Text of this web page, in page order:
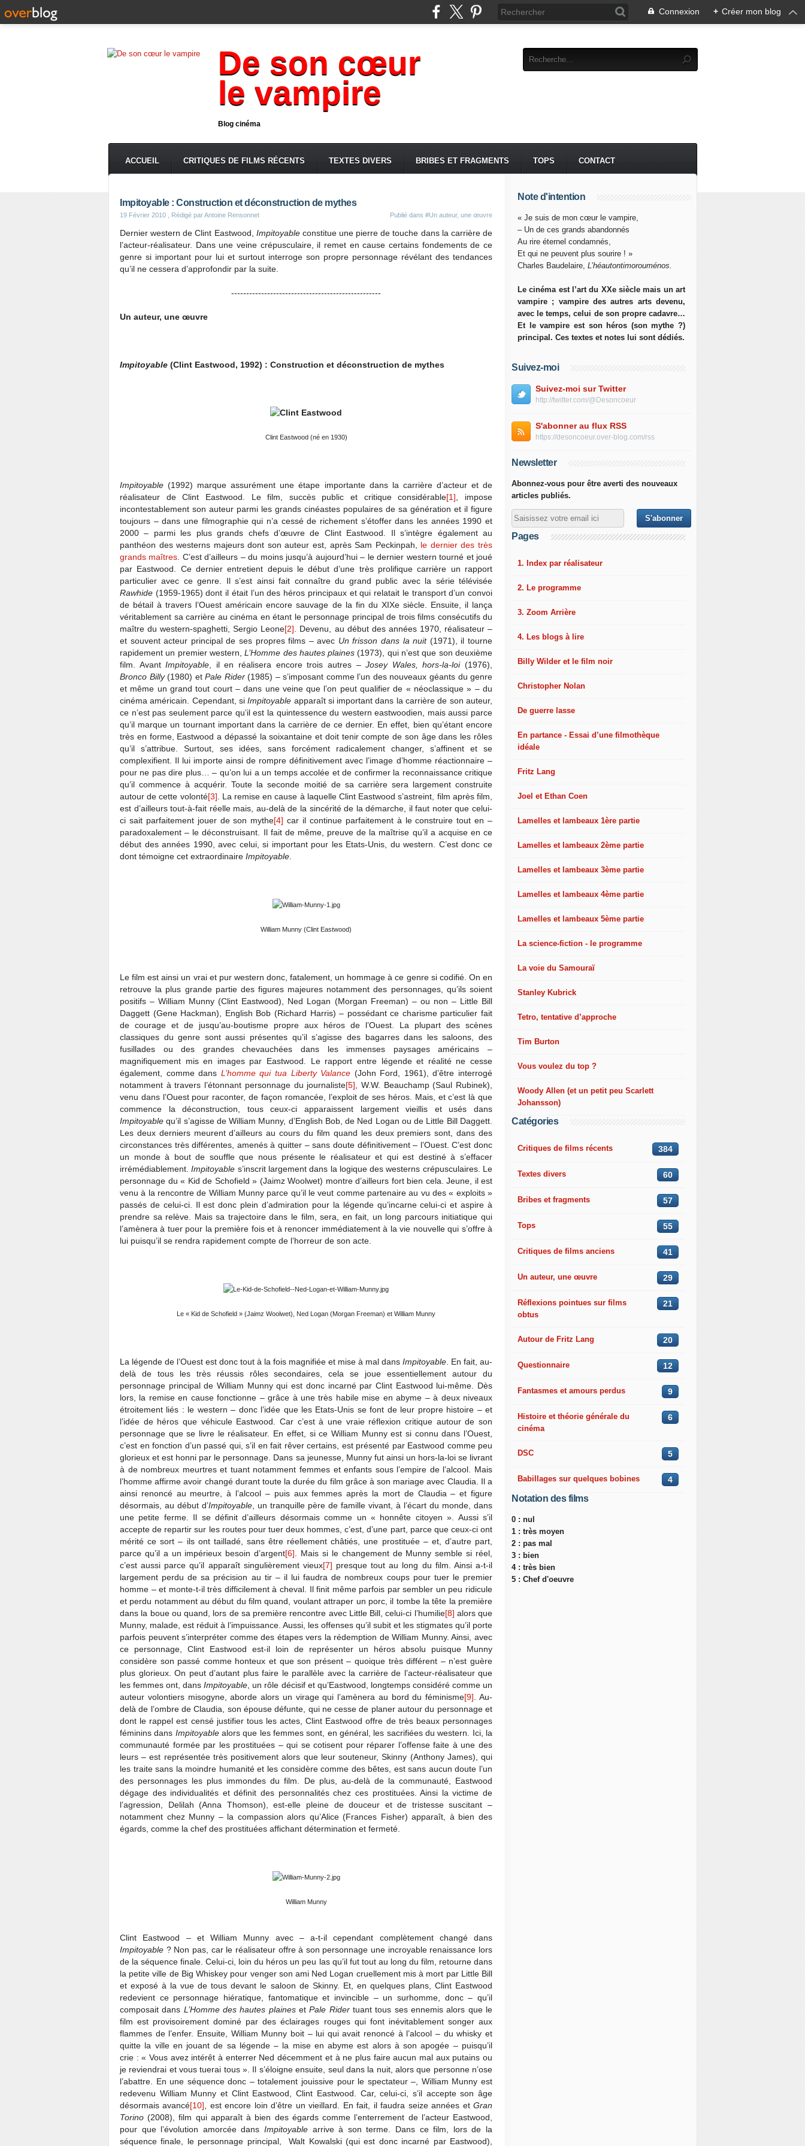
Connexion + Créer mon blog
De son cœur
le vampire
Blog cinéma
ACCUEIL CRITIQUES DE FILMS RÉCENTS TEXTES DIVERS BRIBES ET FRAGMENTS TOPS CONTACT
Impitoyable : Construction et déconstruction de mythes
19 Février 2010 , Rédigé par Antoine Rensonnet Publié dans #Un auteur, une œuvre
Dernier western de Clint Eastwood, Impitoyableconstitue une pierre de touche dans la carrière de
l’acteur-réalisateur. Dans une veine crépusculaire, il remet en cause certains fondements de ce
genre si important pour lui et surtout interroge son propre personnage révélant des tendances
qu’il ne cessera d’approfondir par la suite.
--------------------------------------------------
Un auteur, une œuvre
Impitoyable (Clint Eastwood, 1992) : Construction et déconstruction de mythes
Clint Eastwood (né en 1930)
Impitoyable (1992) marque assurément une étape importante dans la carrière d’acteur et de
réalisateur de Clint Eastwood. Le film, succès public et critique considérable[1] , impose
incontestablement son auteur parmi les grands cinéastes populaires de sa génération et il figure
toujours – dans une filmographie qui n’a cessé de richement s’étoffer dans les années 1990 et
2000 – parmi les plus grands chefs d’œuvre de Clint Eastwood. Il s’intègre également au
panthéon des westerns majeurs dont son auteur est, après Sam Peckinpah, le dernier des très
grands maîtres . C’est d’ailleurs – du moins jusqu’à aujourd’hui – le dernier western tourné et joué
par Eastwood. Ce dernier entretient depuis le début d’une très prolifique carrière un rapport
particulier avec ce genre. Il s’est ainsi fait connaître du grand public avec la série télévisée
Rawhide (1959-1965) dont il était l’un des héros principaux et qui relatait le transport d’un convoi
de bétail à travers l’Ouest américain encore sauvage de la fin du XIXe siècle. Ensuite, il lança
véritablement sa carrière au cinéma en étant le personnage principal de trois films consécutifs du
maître du western-spaghetti, Sergio Leone[2] . Devenu, au début des années 1970, réalisateur –
et souvent acteur principal de ses propres films – avec Un frisson dans la nuit(1971), il tourne
rapidement un premier western,L’Homme des hautes plaines (1973), qui n’est que son deuxième
film. AvantImpitoyable , il en réalisera encore trois autres –Josey Wales, hors-la-loi(1976),
Bronco Billy(1980) etPale Rider(1985) – s’imposant comme l’un des nouveaux géants du genre
et même un grand tout court – dans une veine que l’on peut qualifier de « néoclassique » – du
cinéma américain. Cependant, siImpitoyable apparaît si important dans la carrière de son auteur,
ce n’est pas seulement parce qu’il est la quintessence du western eastwoodien, mais aussi parce
qu’il marque un tournant important dans la carrière de ce dernier. En effet, bien qu’étant encore
très en forme, Eastwood a dépassé la soixantaine et doit tenir compte de son âge dans les rôles
qu’il s’attribue. Surtout, ses idées, sans forcément radicalement changer, s’affinent et se
complexifient. Il lui importe ainsi de rompre définitivement avec l’image d’homme réactionnaire –
pour ne pas dire plus… – qu’on lui a un temps accolée et de confirmer la reconnaissance critique
qu’il commence à acquérir. Toute la seconde moitié de sa carrière sera largement construite
autour de cette volonté[3] . La remise en cause à laquelle Clint Eastwood s’astreint, film après film,
est d’ailleurs tout-à-fait réelle mais, au-delà de la sincérité de la démarche, il faut noter que celui-
ci sait parfaitement jouer de son mythe[4] car il continue parfaitement à le construire tout en –
paradoxalement – le déconstruisant. Il fait de même, preuve de la maîtrise qu’il a acquise en ce
début des années 1990, avec celui, si important pour les Etats-Unis, du western. C’est donc ce
dont témoigne cet extraordinaire Impitoyable
William Munny (Clint Eastwood)
Le film est ainsi un vrai et pur western donc, fatalement, un hommage à ce genre si codifié. On en
retrouve la plus grande partie des figures majeures notamment des personnages, qu’ils soient
positifs – William Munny (Clint Eastwood), Ned Logan (Morgan Freeman) – ou non – Little Bill
Daggett (Gene Hackman), English Bob (Richard Harris) – possédant ce charisme particulier fait
de courage et de jusqu’au-boutisme propre aux héros de l’Ouest. La plupart des scènes
classiques du genre sont aussi présentes qu’il s’agisse des bagarres dans les saloons, des
fusillades ou des grandes chevauchées dans les immenses paysages américains –
magnifiquement mis en images par Eastwood. Le rapport entre légende et réalité ne cesse
également, comme dans L’homme qui tua Liberty Valance (John Ford, 1961), d’être interrogé
notamment à travers l’étonnant personnage du journaliste[5] , W.W. Beauchamp (Saul Rubinek),
venu dans l’Ouest pour raconter, de façon romancée, l’exploit de ses héros. Mais, et c’est là que
commence la déconstruction, tous ceux-ci apparaissent largement vieillis et usés dans
Impitoyable qu’il s’agisse de William Munny, d’English Bob, de Ned Logan ou de Little Bill Daggett.
Les deux derniers meurent d’ailleurs au cours du film quand les deux premiers sont, dans des
circonstances très différentes, amenés à quitter – sans doute définitivement – l’Ouest. C’est donc
un monde à bout de souffle que nous présente le réalisateur et qui est destiné à s’effacer
irrémédiablement.Impitoyable s’inscrit largement dans la logique des westerns crépusculaires. Le
personnage du « Kid de Schofield » (Jaimz Woolwet) montre d’ailleurs fort bien cela. Jeune, il est
venu à la rencontre de William Munny parce qu’il le veut comme partenaire au vu des « exploits »
passés de celui-ci. Il est donc plein d’admiration pour la légende qu’incarne celui-ci et aspire à
prendre sa relève. Mais sa trajectoire dans le film, sera, en fait, un long parcours initiatique qui
l’amènera à tuer pour la première fois et à renoncer immédiatement à la vie nouvelle qui s’offre à
lui puisqu’il se rendra rapidement compte de l’horreur de son acte.
Le « Kid de Schofield » (Jaimz Woolwet), Ned Logan (Morgan Freeman) et William Munny
La légende de l’Ouest est donc tout à la fois magnifiée et mise à mal dans Impitoyable . En fait, au-
delà de tous les très réussis rôles secondaires, cela se joue essentiellement autour du
personnage principal de William Munny qui est donc incarné par Clint Eastwood lui-même. Dès
lors, la remise en cause fonctionne – grâce à une très habile mise en abyme – à deux niveaux
étroitement liés : le western – donc l’idée que les Etats-Unis se font de leur propre histoire – et
l’idée de héros que véhicule Eastwood. Car c’est à une vraie réflexion critique autour de son
personnage que se livre le réalisateur. En effet, si ce William Munny est si connu dans l’Ouest,
c’est en fonction d’un passé qui, s’il en fait rêver certains, est présenté par Eastwood comme peu
glorieux et est honni par le personnage. Dans sa jeunesse, Munny fut ainsi un hors-la-loi se livrant
à de nombreux meurtres et tuant notamment femmes et enfants sous l’empire de l’alcool. Mais
l’homme affirme avoir changé durant toute la durée du film grâce à son mariage avec Claudia. Il a
ainsi renoncé au meurtre, à l’alcool – puis aux femmes après la mort de Claudia – et figure
désormais, au début d’Impitoyable , un tranquille père de famille vivant, à l’écart du monde, dans
une petite ferme. Il se définit d’ailleurs désormais comme un « honnête citoyen ». Aussi s’il
accepte de repartir sur les routes pour tuer deux hommes, c’est, d’une part, parce que ceux-ci ont
mérité ce sort – ils ont tailladé, sans être réellement châtiés, une prostituée – et, d’autre part,
parce qu’il a un impérieux besoin d’argent[6] . Mais si le changement de Munny semble si réel,
c’est aussi parce qu’il apparaît singulièrement vieux[7] presque tout au long du film. Ainsi a-t-il
largement perdu de sa précision au tir – il lui faudra de nombreux coups pour tuer le premier
homme – et monte-t-il très difficilement à cheval. Il finit même parfois par sembler un peu ridicule
et perdu notamment au début du film quand, voulant attraper un porc, il tombe la tête la première
dans la boue ou quand, lors de sa première rencontre avec Little Bill, celui-ci l’humilie[8] alors que
Munny, malade, est réduit à l’impuissance. Aussi, les offenses qu’il subit et les stigmates qu’il porte
parfois peuvent s’interpréter comme des étapes vers la rédemption de William Munny. Ainsi, avec
ce personnage, Clint Eastwood est-il loin de représenter un héros absolu puisque Munny
considère son passé comme honteux et que son présent – quoique très différent – n’est guère
plus glorieux. On peut d’autant plus faire le parallèle avec la carrière de l’acteur-réalisateur que
les femmes ont, dansImpitoyable , un rôle décisif et qu’Eastwood, longtemps considéré comme un
auteur volontiers misogyne, aborde alors un virage qui l’amènera au bord du féminisme[9] . Au-
delà de l’ombre de Claudia, son épouse défunte, qui ne cesse de planer autour du personnage et
dont le rappel est censé justifier tous les actes, Clint Eastwood offre de très beaux personnages
féminins dans Impitoyablealors que les femmes sont, en général, les sacrifiées du western. Ici, la
communauté formée par les prostituées – qui se cotisent pour réparer l’offense faite à une des
leurs – est représentée très positivement alors que leur souteneur, Skinny (Anthony James), qui
les traite sans la moindre humanité et les considère comme des bêtes, est sans aucun doute l’un
des personnages les plus immondes du film. De plus, au-delà de la communauté, Eastwood
dégage des individualités et définit des personnalités chez ces prostituées. Ainsi la victime de
l’agression, Delilah (Anna Thomson), est-elle pleine de douceur et de tristesse suscitant –
notamment chez Munny – la compassion alors qu’Alice (Frances Fisher) apparaît, à bien des
égards, comme la chef des prostituées affichant détermination et fermeté.
William Munny
Clint Eastwood – et William Munny avec – a-t-il cependant complètement changé dans
Impitoyable ? Non pas, car le réalisateur offre à son personnage une incroyable renaissance lors
de la séquence finale. Celui-ci, loin du héros un peu las qu’il fut tout au long du film, retourne dans
la petite ville de Big Whiskey pour venger son ami Ned Logan cruellement mis à mort par Little Bill
et exposé à la vue de tous devant le saloon de Skinny. Et, en quelques plans, Clint Eastwood
redevient ce personnage hiératique, fantomatique et invincible – un surhomme, donc – qu’il
composait dans L’Homme des hautes plainesetPale Ridertuant tous ses ennemis alors que le
film est provisoirement dominé par des éclairages rouges qui font inévitablement songer aux
flammes de l’enfer. Ensuite, William Munny boit – lui qui avait renoncé à l’alcool – du whisky et
quitte la ville en jouant de sa légende – la mise en abyme est alors à son apogée – puisqu’il
crie : « Vous avez intérêt à enterrer Ned décemment et à ne plus faire aucun mal aux putains ou
je reviendrai et vous tuerai tous ». Il s’éloigne ensuite, seul dans la nuit, alors que personne n’ose
l’abattre. En une séquence donc – totalement jouissive pour le spectateur –, William Munny est
redevenu William Munny et Clint Eastwood, Clint Eastwood. Car, celui-ci, s’il accepte son âge
désormais avancé[10] , est encore loin d’être un vieillard. En fait, il faudra seize années etGran
Torino (2008), film qui apparaît à bien des égards comme l’enterrement de l’acteur Eastwood,
pour que l’évolution amorcée dans Impitoyable arrive à son terme. Dans ce film, lors de la
séquence finale, le personnage principal, Walt Kowalski (qui est donc incarné par Eastwood),
Note d'intention
« Je suis de mon cœur le vampire,
– Un de ces grands abandonnés
Au rire éternel condamnés,
Et qui ne peuvent plus sourire ! »
Charles Baudelaire, L’héautontimorouménos.
Le cinéma est l’art du XXe siècle mais un art
vampire ; vampire des autres arts devenu,
avec le temps, celui de son propre cadavre…
Et le vampire est son héros (son mythe ?)
principal. Ces textes et notes lui sont dédiés.
Suivez-moi
Suivez-moi sur Twitter
http://twitter.com/@Desoncoeur
S'abonner au flux RSS
https://desoncoeur.over-blog.com/rss
Newsletter
Abonnez-vous pour être averti des nouveaux
articles publiés.
Pages
1. Index par réalisateur
2. Le programme
3. Zoom Arrière
4. Les blogs à lire
Billy Wilder et le film noir
Christopher Nolan
De guerre lasse
En partance - Essai d’une filmothèque
idéale
Fritz Lang
Joel et Ethan Coen
Lamelles et lambeaux 1ère partie
Lamelles et lambeaux 2ème partie
Lamelles et lambeaux 3ème partie
Lamelles et lambeaux 4ème partie
Lamelles et lambeaux 5ème partie
La science-fiction - le programme
La voie du Samouraï
Stanley Kubrick
Tetro, tentative d’approche
Tim Burton
Vous voulez du top ?
Woody Allen (et un petit peu Scarlett
Johansson)
Catégories
384
Critiques de films récents
60
Textes divers
57
Bribes et fragments
55
Tops
41
Critiques de films anciens
29
Un auteur, une œuvre
21
Réflexions pointues sur films
obtus
20
Autour de Fritz Lang
12
Questionnaire
9
Fantasmes et amours perdus
6
Histoire et théorie générale du
cinéma
5
DSC
4
Babillages sur quelques bobines
Notation des films
0 : nul
1 : très moyen
2 : pas mal
3 : bien
4 : très bien
5 : Chef d'oeuvre